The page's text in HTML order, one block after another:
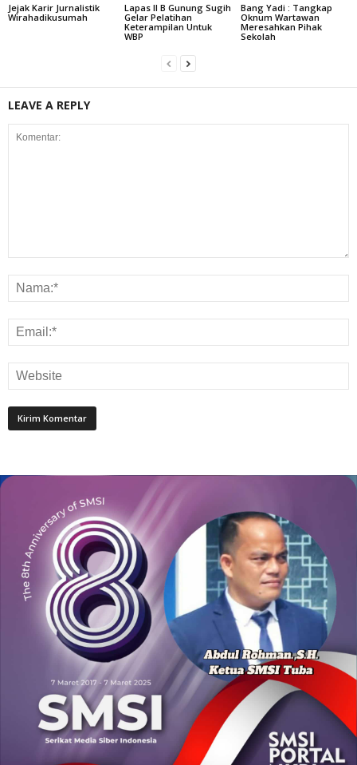
Jejak Karir Jurnalistik
Wirahadikusumah
Lapas II B Gunung Sugih
Gelar Pelatihan
Keterampilan Untuk
WBP
Bang Yadi : Tangkap
Oknum Wartawan
Meresahkan Pihak
Sekolah
LEAVE A REPLY